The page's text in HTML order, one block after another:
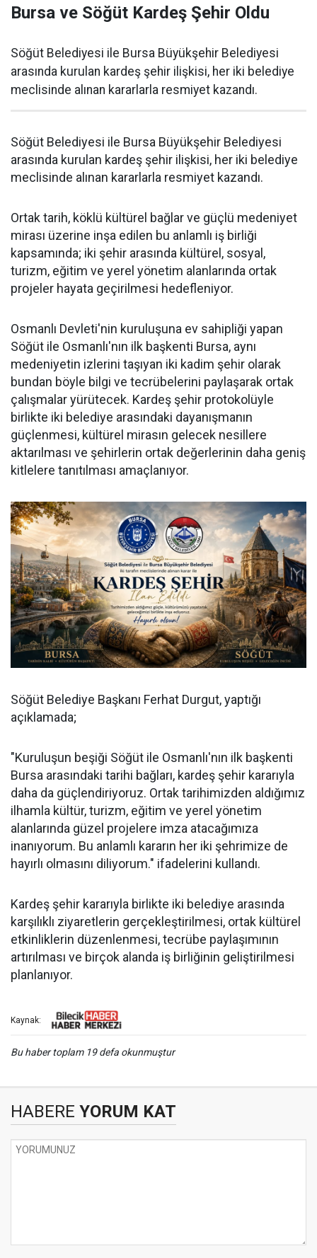
Bursa ve Söğüt Kardeş Şehir Oldu
Söğüt Belediyesi ile Bursa Büyükşehir Belediyesi
arasında kurulan kardeş şehir ilişkisi, her iki belediye
meclisinde alınan kararlarla resmiyet kazandı.
Söğüt Belediyesi ile Bursa Büyükşehir Belediyesi
arasında kurulan kardeş şehir ilişkisi, her iki belediye
meclisinde alınan kararlarla resmiyet kazandı.
Ortak tarih, köklü kültürel bağlar ve güçlü medeniyet
mirası üzerine inşa edilen bu anlamlı iş birliği
kapsamında; iki şehir arasında kültürel, sosyal,
turizm, eğitim ve yerel yönetim alanlarında ortak
projeler hayata geçirilmesi hedefleniyor.
Osmanlı Devleti'nin kuruluşuna ev sahipliği yapan
Söğüt ile Osmanlı'nın ilk başkenti Bursa, aynı
medeniyetin izlerini taşıyan iki kadim şehir olarak
bundan böyle bilgi ve tecrübelerini paylaşarak ortak
çalışmalar yürütecek. Kardeş şehir protokolüyle
birlikte iki belediye arasındaki dayanışmanın
güçlenmesi, kültürel mirasın gelecek nesillere
aktarılması ve şehirlerin ortak değerlerinin daha geniş
kitlelere tanıtılması amaçlanıyor.
Söğüt Belediye Başkanı Ferhat Durgut, yaptığı
açıklamada;
"Kuruluşun beşiği Söğüt ile Osmanlı'nın ilk başkenti
Bursa arasındaki tarihi bağları, kardeş şehir kararıyla
daha da güçlendiriyoruz. Ortak tarihimizden aldığımız
ilhamla kültür, turizm, eğitim ve yerel yönetim
alanlarında güzel projelere imza atacağımıza
inanıyorum. Bu anlamlı kararın her iki şehrimize de
hayırlı olmasını diliyorum." ifadelerini kullandı.
Kardeş şehir kararıyla birlikte iki belediye arasında
karşılıklı ziyaretlerin gerçekleştirilmesi, ortak kültürel
etkinliklerin düzenlenmesi, tecrübe paylaşımının
artırılması ve birçok alanda iş birliğinin geliştirilmesi
planlanıyor.
Kaynak:
Bu haber toplam 19 defa okunmuştur
HABERE YORUM KAT